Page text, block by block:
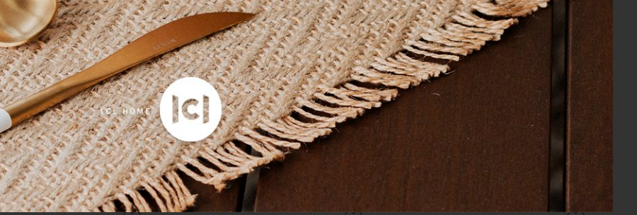
Super King Athena 500
Iris 270cm x 295cm
no cartãodeR$ 260,00
no boleto ou pix
COMPRAR
Capa para Almofada Joyau 300 Fios Yves
Delorme Estampado 31cm x 42cm
R$ 700,00
8x sem jurosno cartãodeR$ 87,50
R$ 665,00no boleto ou pix
COMPRAR
Fronha Panorama 300 Fios Yves Delorme
Estampado 50cm x 75cm
no cartão
R$ 798,00
no boleto ou pix
COMPRAR